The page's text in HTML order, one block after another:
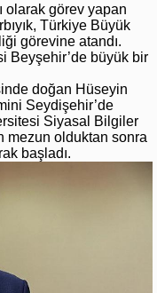
olarak görev yapan
Türkiye Büyük
görevine atandı.
Beyşehir’de büyük bir
doğan Hüseyin
Seydişehir’de
Siyasal Bilgiler
mezun olduktan sonra
başladı.